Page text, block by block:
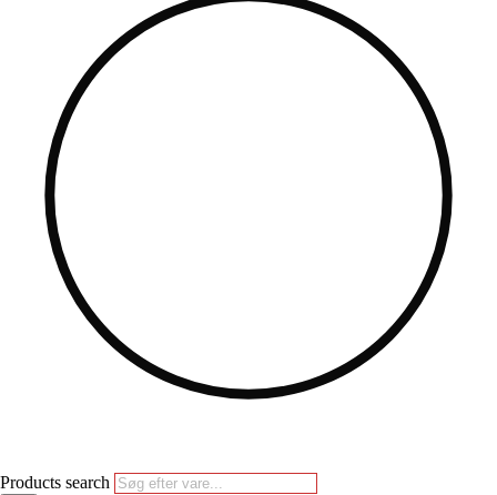
Products search